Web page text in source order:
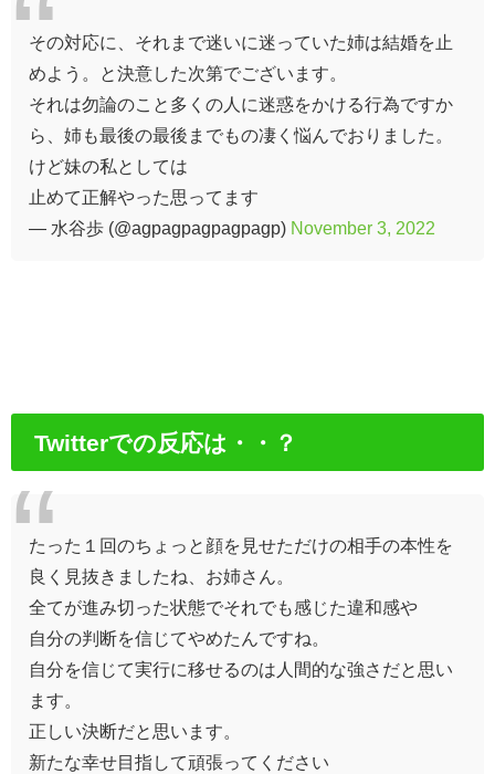
その対応に、それまで迷いに迷っていた姉は結婚を止
めよう。と決意した次第でございます。
それは勿論のこと多くの人に迷惑をかける行為ですか
ら、姉も最後の最後までもの凄く悩んでおりました。
けど妹の私としては
止めて正解やった思ってます
— 水谷歩 (@agpagpagpagpagp) November 3, 2022
Twitterでの反応は・・？
たった１回のちょっと顔を見せただけの相手の本性を
良く見抜きましたね、お姉さん。
全てが進み切った状態でそれでも感じた違和感や
自分の判断を信じてやめたんですね。
自分を信じて実行に移せるのは人間的な強さだと思い
ます。
正しい決断だと思います。
新たな幸せ目指して頑張ってください